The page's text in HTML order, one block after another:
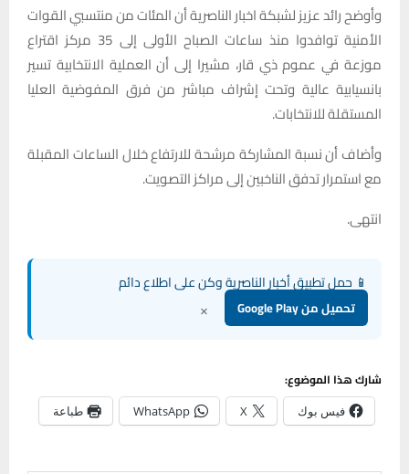
وأوضح رائد عزيز لشبكة اخبار الناصرية أن المئات من منتسبي القوات
الأمنية توافدوا منذ ساعات الصباح الأولى إلى 35 مركز اقتراع
موزعة في عموم ذي قار، مشيرا إلى أن العملية الانتخابية تسير
بانسيابية عالية وتحت إشراف مباشر من فرق المفوضية العليا
المستقلة للانتخابات.
وأضاف أن نسبة المشاركة مرشحة للارتفاع خلال الساعات المقبلة
مع استمرار تدفق الناخبين إلى مراكز التصويت.
انتهى.
📱 حمل تطبيق أخبار الناصرية وكن على اطلاع دائم
تحميل من Google Play ×
شارك هذا الموضوع:
فيس بوك X
WhatsApp طباعة